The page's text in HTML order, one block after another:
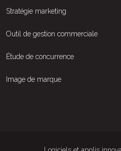
Stratégie marketing
Outil de gestion commerciale
Étude de concurrence
Image de marque